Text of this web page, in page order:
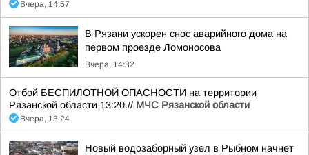
Вчера, 14:57
В Рязани ускорен снос аварийного дома на
первом проезде Ломоносова
Вчера, 14:32
Отбой БЕСПИЛОТНОЙ ОПАСНОСТИ на территории
Рязанской области 13:20.// МЧС Рязанской области
Вчера, 13:24
Новый водозаборный узел в Рыбном начнет